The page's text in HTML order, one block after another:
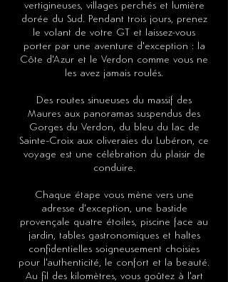
vertigineuses, villages perchés et lumière
dorée du Sud. Pendant trois jours, prenez
le volant de votre GT et laissez-vous
porter par une aventure d'exception : la
Côte d'Azur et le Verdon comme vous ne
les avez jamais roulés.
Des routes sinueuses du massif des
Maures aux panoramas suspendus des
Gorges du Verdon, du bleu du lac de
Sainte-Croix aux oliveraies du Lubéron, ce
voyage est une célébration du plaisir de
conduire.
Chaque étape vous mène vers une
adresse d'exception, une bastide
provençale quatre étoiles, piscine face au
jardin, tables gastronomiques et haltes
confidentielles soigneusement choisies
pour l'authenticité, le confort et la beauté.
Au fil des kilomètres, vous goûtez à l'art